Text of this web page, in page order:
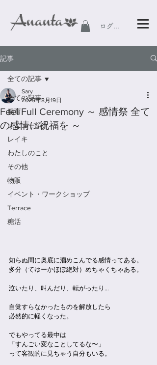
ログイン
記事
全ての記事
腸育
メニュー紹介
レイキ
わたしのこと
その他
物販
イベント・ワークショップ
Terrace
糖活
全ての記事
Feel Full Ceremony ～ 感情祭 全て
の感情に祝福を ～
Sary
2025年8月19日
知らぬ間に奥底に溜めこんでる感情ってある。
多分（てゆーかほぼ絶対）めちゃくちゃある。
泣いたり、叫んだり、転がったり…
自覚すらなかったものを解放したら
必然的に軽くなった。
でもやってる最中は
「すんごい変なことしてるな〜」
って客観的に見ちゃう自分もいる。